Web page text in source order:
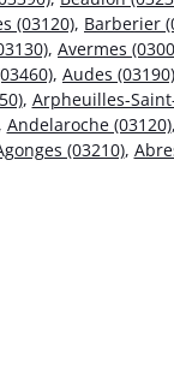
(03120), Barberier
, Avermes
, Audes (03190)
, Arpheuilles-
Andelaroche (03120),
(03210),